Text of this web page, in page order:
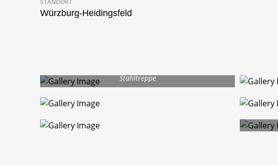
STANDORT
Würzburg-Heidingsfeld
Stahltreppe